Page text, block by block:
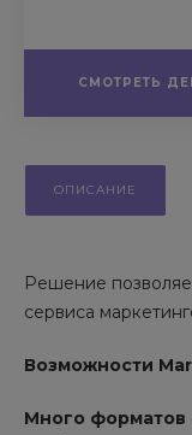
СМОТРЕТЬ
ОПИСАНИЕ
Решение
сервиса
Возможности
Много форматов